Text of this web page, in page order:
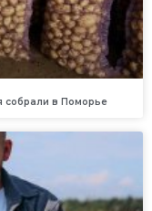
собрали в Поморье